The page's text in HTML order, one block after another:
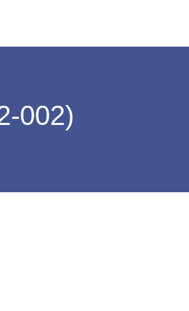
002)